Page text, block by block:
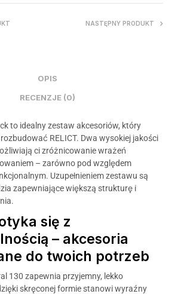
NASTĘPNY PRODUKT
OPIS
RECENZJE (0)
to idealny zestaw akcesoriów, który
RELICT. Dwa wysokiej jakości
ci zróżnicowanie wrażeń
– zarówno pod względem
Uzupełnieniem zestawu są
zapewniające większą strukturę i
się z
– akcesoria
do twoich potrzeb
130 zapewnia przyjemny, lekko
skręconej formie stanowi wyraźny